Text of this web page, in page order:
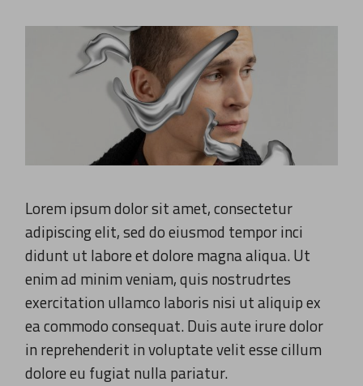
Lorem ipsum dolor sit amet, consectetur
adipiscing elit, sed do eiusmod tempor inci
didunt ut labore et dolore magna aliqua. Ut
enim ad minim veniam, quis nostrudrtes
exercitation ullamco laboris nisi ut aliquip ex
ea commodo consequat. Duis aute irure dolor
in reprehenderit in voluptate velit esse cillum
dolore eu fugiat nulla pariatur.